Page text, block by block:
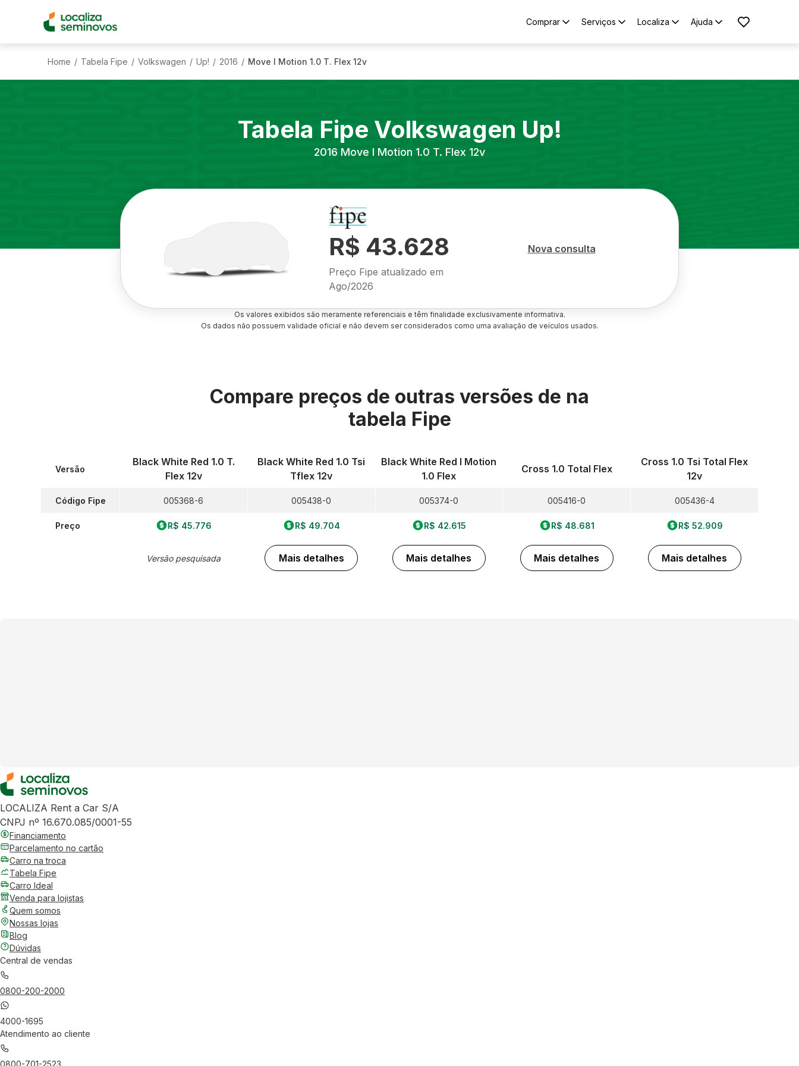
Comprar Serviços Localiza Ajuda
Home / Tabela Fipe / Volkswagen / Up! / 2016 / Move I Motion 1.0 T. Flex 12v
Tabela Fipe Volkswagen Up!
2016 Move I Motion 1.0 T. Flex 12v
R$ 43.628
Preço Fipe atualizado em
Ago/2026
Nova consulta
Os valores exibidos são meramente referenciais e têm finalidade exclusivamente informativa.
Os dados não possuem validade oficial e não devem ser considerados como uma avaliação de veículos usados.
Compare preços de outras versões de na
tabela Fipe
Versão
Código Fipe
Preço
Black White Red 1.0 T.
Flex 12v
005368-6
R$ 45.776
Versão pesquisada
Black White Red 1.0 Tsi
Tflex 12v
005438-0
R$ 49.704
Mais detalhes
Black White Red I Motion
1.0 Flex
005374-0
R$ 42.615
Mais detalhes
Cross 1.0 Total Flex
005416-0
R$ 48.681
Mais detalhes
Cross 1.0 Tsi Total Flex
12v
005436-4
R$ 52.909
Mais detalhes
LOCALIZA Rent a Car S/A
CNPJ nº 16.670.085/0001-55
Financiamento
Parcelamento no cartão
Carro na troca
Tabela Fipe
Carro Ideal
Venda para lojistas
Quem somos
Nossas lojas
Blog
Dúvidas
Central de vendas
0800-200-2000
4000-1695
Atendimento ao cliente
0800-701-2523